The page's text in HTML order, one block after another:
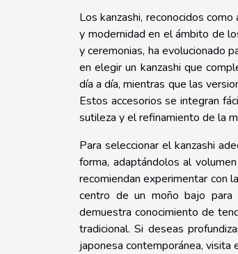
Los kanzashi, reconocidos
y modernidad en el ámbito de
y ceremonias, ha evolucionado
en elegir un kanzashi que
día a día, mientras que las
Estos accesorios se integran
sutileza y el refinamiento de la
Para seleccionar el kanzashi
forma, adaptándolos al
recomiendan experimentar con
centro de un moño bajo para
demuestra conocimiento de
tradicional. Si deseas
japonesa contemporánea, visita